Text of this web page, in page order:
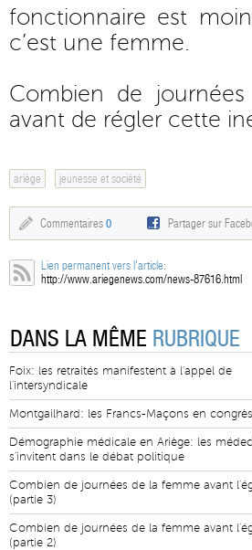
fonctionnaire est
c’est une femme.
Combien de
avant de régler cette
ariège jeunesse et société
Commentaires 0 Partager sur
Lien permanent vers l'article:
http://www.ariegenews.com/news-87616.html
DANS LA MÊME RUBRIQUE
Foix: les retraités manifestent à l'appel de
l'intersyndicale
Montgailhard: les Francs-Maçons en congrès
Démographie médicale en Ariège: les
s'invitent dans le débat politique
Combien de journées de la femme avant
(partie 3)
Combien de journées de la femme avant
(partie 2)